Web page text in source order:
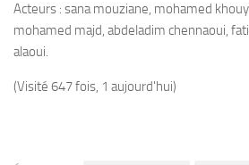
Acteurs : sana mouziane, mohamed
mohamed majd, abdeladim chennaoui,
alaoui.
(Visité 647 fois, 1 aujourd'hui)